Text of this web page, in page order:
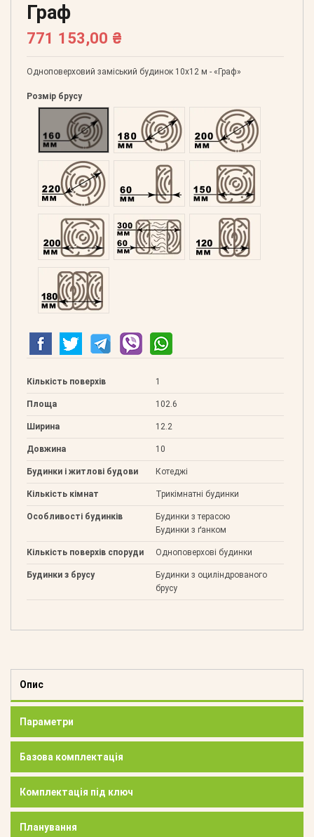
Граф
771 153,00 ₴
Одноповерховий заміський будинок 10х12 м - «Граф»
Розмір брусу
Оциліндрований 160Оциліндрований 180Оциліндрований 200
Оциліндрований 220Профільований 60 Профільований 150
Профільований 200Подвійний 300 Клеєний 120
Клеєний 180
Кількість поверхів 1
Площа 102.6
Ширина 12.2
Довжина 10
Будинки і житлові будови Котеджі
Кількість кімнат Трикімнатні будинки
Особливості будинків
Будинки з терасою
Будинки з ґанком
Кількість поверхів споруди Одноповерхові будинки
Будинки з брусу
Будинки з оциліндрованого
брусу
Опис
Параметри
Базова комплектація
Комплектація під ключ
Планування